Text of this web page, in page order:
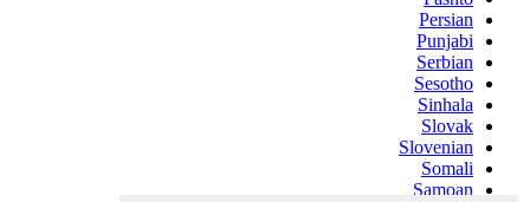
Persian
Punjabi
Serbian
Sesotho
Sinhala
Slovak
Slovenian
Somali
Samoan